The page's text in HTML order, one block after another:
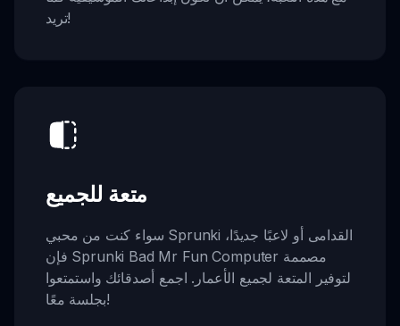
تريد!
متعة للجميع
سواء كنت من محبي Sprunki القدامى أو لاعبًا جديدًا،
فإن Sprunki Bad Mr Fun Computer مصممة
لتوفير المتعة لجميع الأعمار. اجمع أصدقائك واستمتعوا
بجلسة معًا!